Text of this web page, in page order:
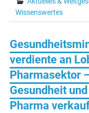
Wissenswertes
verdiente an
Pharmasektor
Gesundheit
Pharma